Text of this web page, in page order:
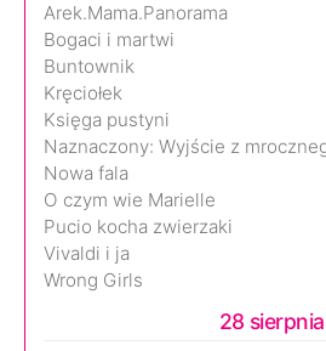
Arek.Mama.Panorama
Bogaci i martwi
Buntownik
Kręciołek
Księga pustyni
Naznaczony: Wyjście z
Nowa fala
O czym wie Marielle
Pucio kocha zwierzaki
Vivaldi i ja
Wrong Girls
28 sierpnia